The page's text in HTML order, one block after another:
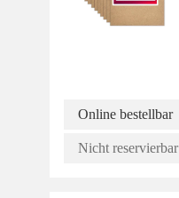
Online bestellbar
Nicht reservierbar